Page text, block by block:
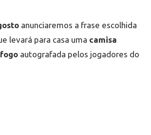
anunciaremos a frase escolhida
levará para casa uma camisa
autografada pelos jogadores do